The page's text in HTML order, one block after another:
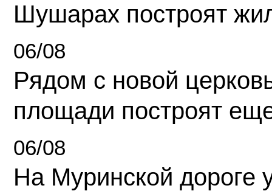
Шушарах построят
06/08
Рядом с новой
площади построят
06/08
На Муринской дороге